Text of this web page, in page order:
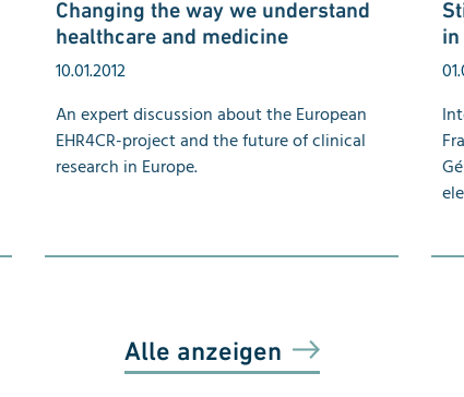
Changing the way we understand
healthcare and medicine
10.01.2012
An expert discussion about the European
EHR4CR-project and the future of clinical
research in Europe.
Alle anzeigen